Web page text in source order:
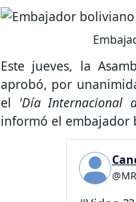
Este jueves, la
aprobó, por
el 'Día Internacional
informó el embajador